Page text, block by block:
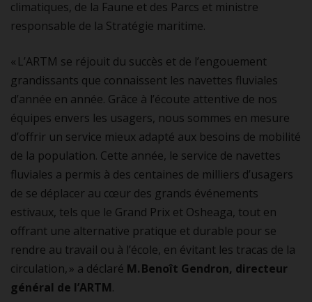
climatiques, de la Faune et des Parcs et ministre
responsable de la Stratégie maritime.
« L’ARTM se réjouit du succès et de l’engouement
grandissants que connaissent les navettes fluviales
d’année en année. Grâce à l’écoute attentive de nos
équipes envers les usagers, nous sommes en mesure
d’offrir un service mieux adapté aux besoins de mobilité
de la population. Cette année, le service de navettes
fluviales a permis à des centaines de milliers d’usagers
de se déplacer au cœur des grands événements
estivaux, tels que le Grand Prix et Osheaga, tout en
offrant une alternative pratique et durable pour se
rendre au travail ou à l’école, en évitant les tracas de la
circulation, » a déclaré M. Benoît Gendron, directeur
général de l’ARTM.